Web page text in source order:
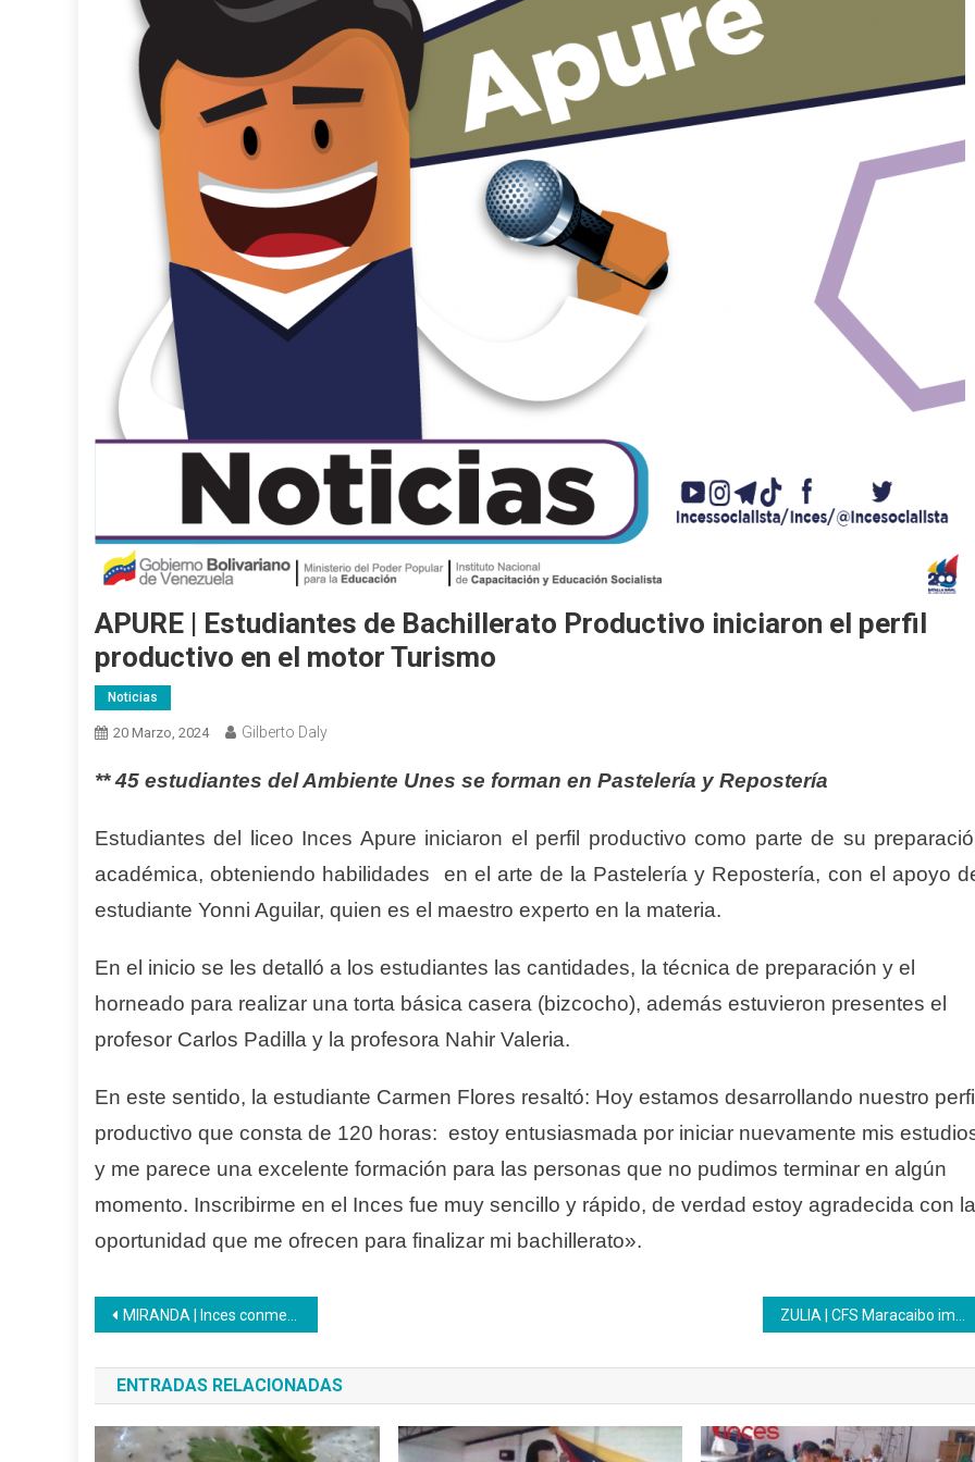
APURE | Estudiantes de Bachillerato Productivo iniciaron el perfil
productivo en el motor Turismo
Noticias
20 Marzo, 2024 Gilberto Daly
** 45 estudiantes del Ambiente Unes se forman en Pastelería y Repostería
Estudiantes del liceo Inces Apure iniciaron el perfil productivo como parte de su
académica, obteniendo habilidades en el arte de la Pastelería y Repostería, con el apoyo
estudiante Yonni Aguilar, quien es el maestro experto en la materia.
En el inicio se les detalló a los estudiantes las cantidades, la técnica de preparación y el
horneado para realizar una torta básica casera (bizcocho), además estuvieron presentes el
profesor Carlos Padilla y la profesora Nahir Valeria.
En este sentido, la estudiante Carmen Flores resaltó: Hoy estamos desarrollando nuestro perfil
productivo que consta de 120 horas: estoy entusiasmada por iniciar nuevamente mis
y me parece una excelente formación para las personas que no pudimos terminar en algún
momento. Inscribirme en el Inces fue muy sencillo y rápido, de verdad estoy agradecida con la
oportunidad que me ofrecen para finalizar mi bachillerato».
Navegación
de
entradas
MIRANDA | Inces conmemoró 122 aniversario del maestro Luis Beltrán Prieto Figueroa
ENTRADAS RELACIONADAS